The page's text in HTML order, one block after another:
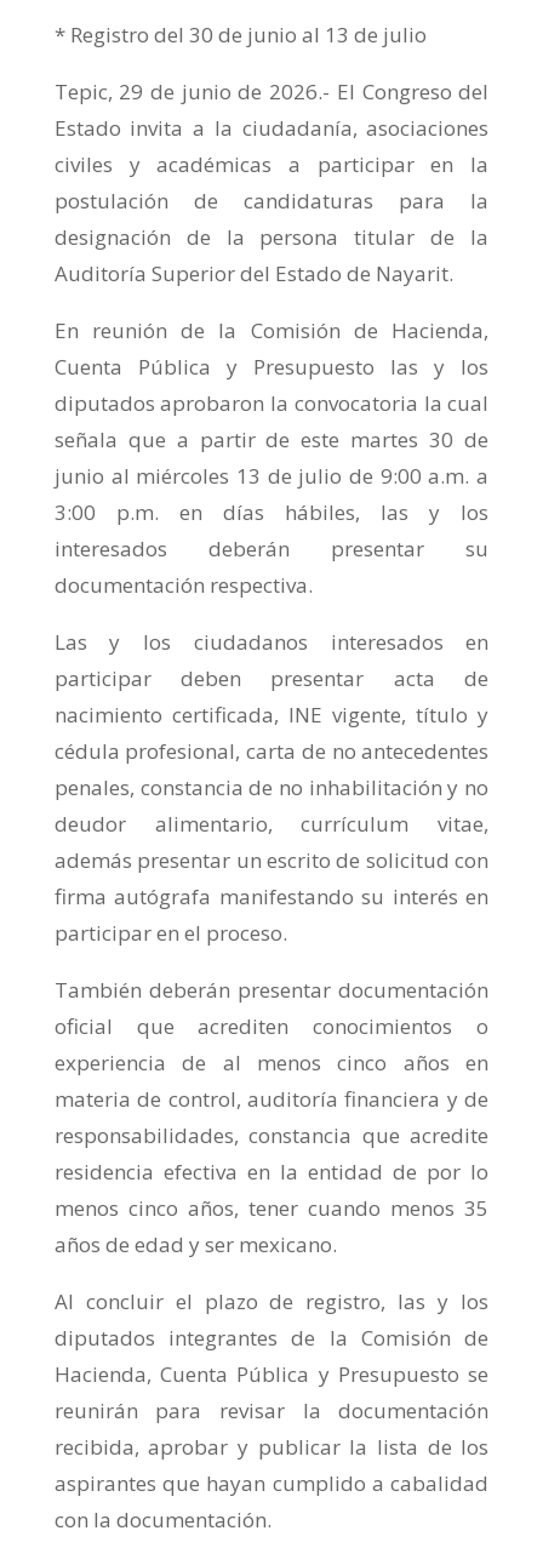
* Registro del 30 de junio al 13 de julio
Tepic, 29 de junio de 2026.- El Congreso del
Estado invita a la ciudadanía, asociaciones
civiles y académicas a participar en la
postulación de candidaturas para la
designación de la persona titular de la
Auditoría Superior del Estado de Nayarit.
En reunión de la Comisión de Hacienda,
Cuenta Pública y Presupuesto las y los
diputados aprobaron la convocatoria la cual
señala que a partir de este martes 30 de
junio al miércoles 13 de julio de 9:00 a.m. a
3:00 p.m. en días hábiles, las y los
interesados deberán presentar su
documentación respectiva.
Las y los ciudadanos interesados en
participar deben presentar acta de
nacimiento certificada, INE vigente, título y
cédula profesional, carta de no antecedentes
penales, constancia de no inhabilitación y no
deudor alimentario, currículum vitae,
además presentar un escrito de solicitud con
firma autógrafa manifestando su interés en
participar en el proceso.
También deberán presentar documentación
oficial que acrediten conocimientos o
experiencia de al menos cinco años en
materia de control, auditoría financiera y de
responsabilidades, constancia que acredite
residencia efectiva en la entidad de por lo
menos cinco años, tener cuando menos 35
años de edad y ser mexicano.
Al concluir el plazo de registro, las y los
diputados integrantes de la Comisión de
Hacienda, Cuenta Pública y Presupuesto se
reunirán para revisar la documentación
recibida, aprobar y publicar la lista de los
aspirantes que hayan cumplido a cabalidad
con la documentación.